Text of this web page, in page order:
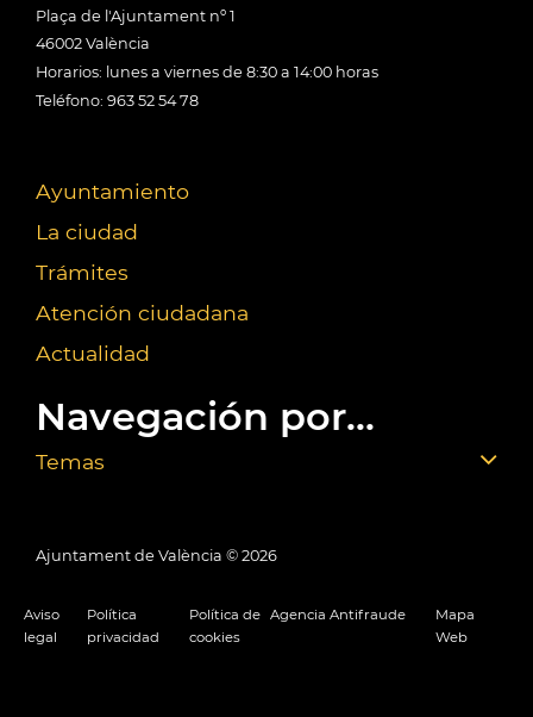
Plaça de l'Ajuntament nº 1
46002 València
Horarios: lunes a viernes de 8:30 a 14:00 horas
Teléfono: 963 52 54 78
Ayuntamiento
La ciudad
Trámites
Atención ciudadana
Actualidad
Navegación por...
Temas
Ajuntament de València © 2026
Aviso
legal
Política
privacidad
Política de
cookies
Agencia Antifraude
Mapa
Web